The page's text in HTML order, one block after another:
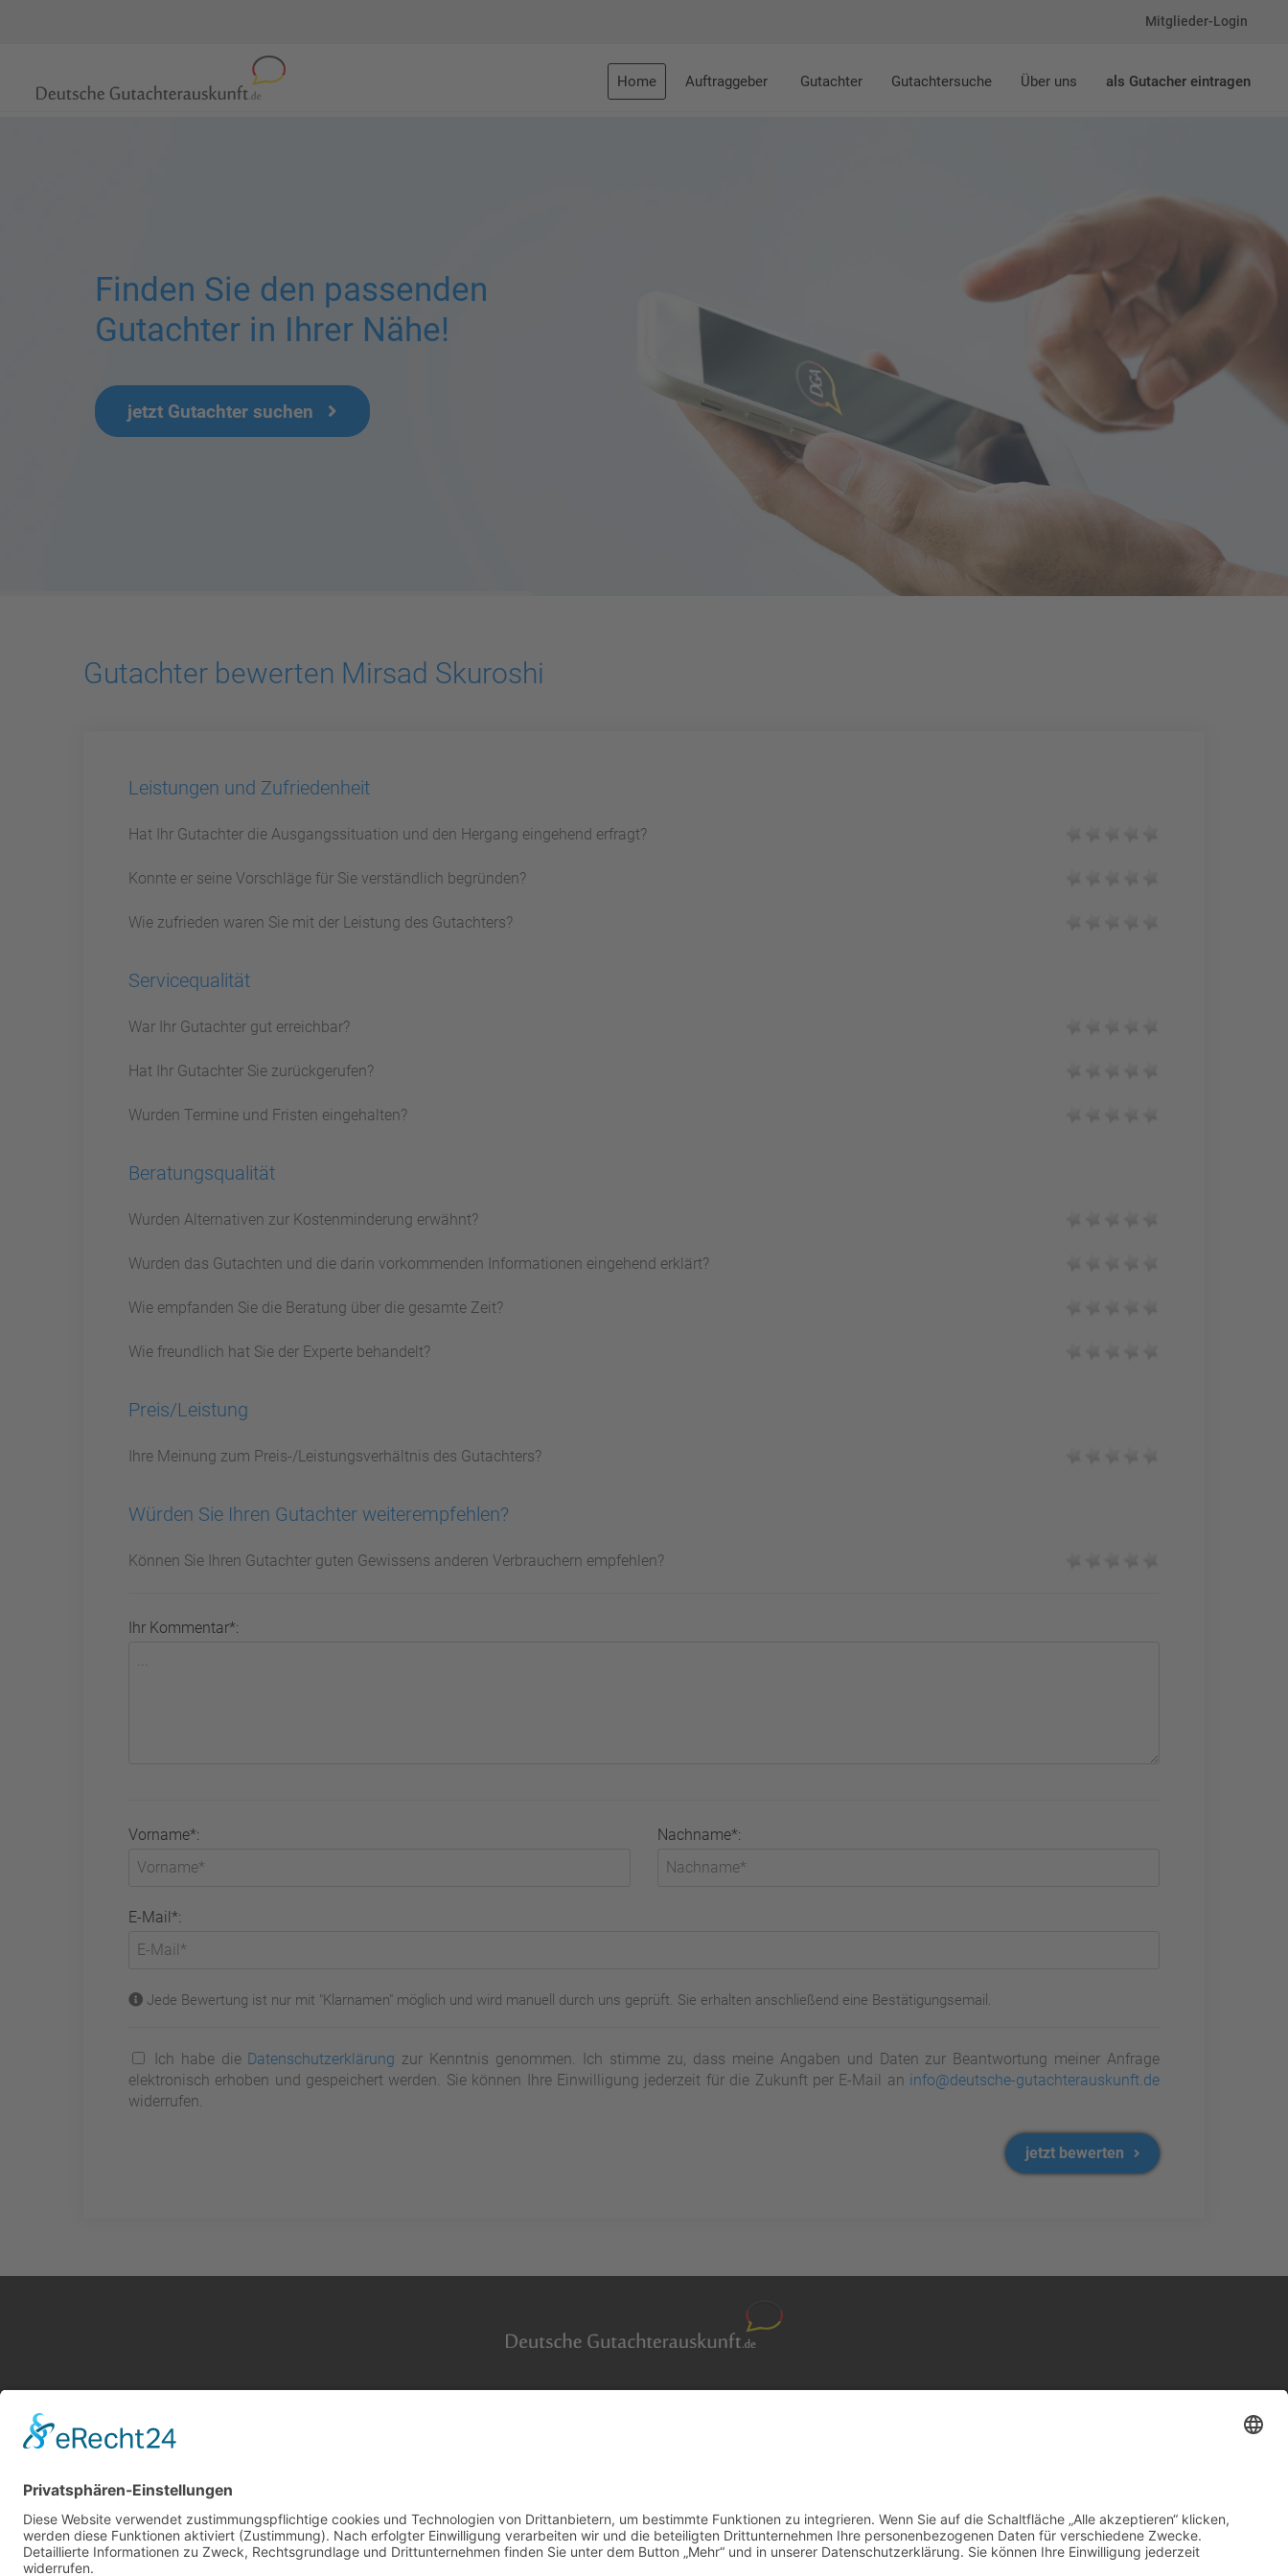
Mitglieder-Login
Home Auftraggeber Gutachter Gutachtersuche Über uns als Gutacher eintragen
Finden Sie den passenden
Gutachter in Ihrer Nähe!
jetzt Gutachter suchen
Gutachter bewerten Mirsad Skuroshi
Leistungen und Zufriedenheit
Hat Ihr Gutachter die Ausgangssituation und den Hergang eingehend erfragt?
Konnte er seine Vorschläge für Sie verständlich begründen?
Wie zufrieden waren Sie mit der Leistung des Gutachters?
Servicequalität
War Ihr Gutachter gut erreichbar?
Hat Ihr Gutachter Sie zurückgerufen?
Wurden Termine und Fristen eingehalten?
Beratungsqualität
Wurden Alternativen zur Kostenminderung erwähnt?
Wurden das Gutachten und die darin vorkommenden Informationen eingehend erklärt?
Wie empfanden Sie die Beratung über die gesamte Zeit?
Wie freundlich hat Sie der Experte behandelt?
Preis/Leistung
Ihre Meinung zum Preis-/Leistungsverhältnis des Gutachters?
Würden Sie Ihren Gutachter weiterempfehlen?
Können Sie Ihren Gutachter guten Gewissens anderen Verbrauchern empfehlen?
Ihr Kommentar*:
Vorname*: Nachname*:
E-Mail*:
Jede Bewertung ist nur mit "Klarnamen" möglich und wird manuell durch uns geprüft. Sie erhalten anschließend eine Bestätigungsemail.
Ich habe die Datenschutzerklärung zur Kenntnis genommen. Ich stimme zu, dass meine Angaben und Daten zur Beantwortung meiner Anfrage
elektronisch erhoben und gespeichert werden. Sie können Ihre Einwilligung jederzeit für die Zukunft per E-Mail an info@deutsche-gutachterauskunft.de
widerrufen.
jetzt bewerten
AGB Gutachter
Cookie-Einstellungen